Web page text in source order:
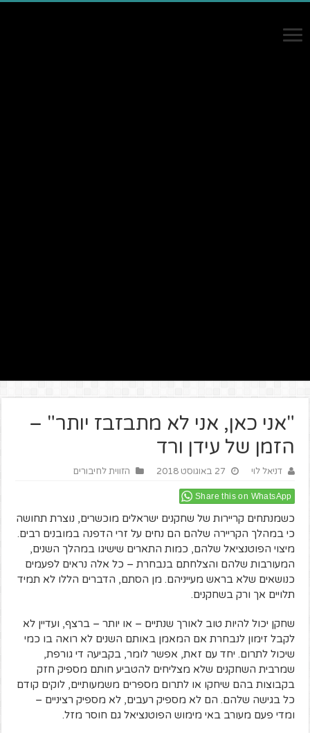
"אני כאן, אני לא מתבזבז יותר" –
הזמן של עידן ורד
דניאל לוי 27 באוגוסט 2018 הזווית לחיבורים
Share this on WhatsApp
כשמנתחים קריירות של שחקנים ישראלים מוכשרים, נוצרת תחושה
כי במהלך הקריירה שלהם הם נחים על זרי הדפנה במובנים רבים.
מיצוי הפוטנציאל שלהם, כמות התארים שישיגו במהלך השנים,
המעורבות שלהם והצלחתם בנבחרת – כל אלה נראים לפעמים
כנושאים שלא בראש מעייניהם. מן הסתם, הדברים הללו לא תמיד
תלויים אך ורק בשחקנים.
שחקן יכול להיות טוב לאורך שנתיים – או יותר – ברצף, ועדיין לא
לקבל זימון לנבחרת אם המאמן באותם השנים לא רואה בו כמי
שיכול לתרום. יחד עם זאת, אפשר לומר, בקביעה די גורפת,
שמרבית השחקנים שלא מצליחים להטביע חותם מספיק חזק
בקבוצות בהם שיחקו או לתרום מספרים משמעותיים, לוקים קודם
כל בגישה שלהם. הם לא מספיק רעבים, לא מספיק רציניים –
ומדי פעם מעורב באי מימוש הפוטנציאל גם חוסר מזל.